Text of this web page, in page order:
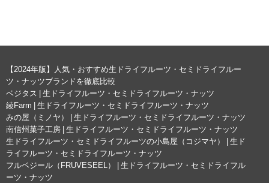
【2024年版】人気・おすすめ生ドライフルーツ・セミドライフルー
ツ・ナッツブランドを徹底比較
ベジタス | 生ドライフルーツ・セミドライフルーツ・ナッツ
綾Farm | 生ドライフルーツ・セミドライフルーツ・ナッツ
みの屋（ミノヤ） | 生ドライフルーツ・セミドライフルーツ・ナッツ
南信州菓子工房 | 生ドライフルーツ・セミドライフルーツ・ナッツ
生ドライフルーツ・セミドライフルーツの小島屋（コジマヤ） | 生ド
ライフルーツ・セミドライフルーツ・ナッツ
フルベジール（FRUVESEEL） | 生ドライフルーツ・セミドライフル
ーツ・ナッツ